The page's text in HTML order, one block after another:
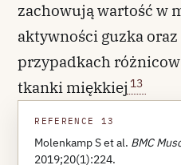
zachowują wartość w
aktywności guzka
przypadkach
tkanki miękkiej 13
REFERENCE 13
Molenkamp S et al. BMC
2019;20(1):224.